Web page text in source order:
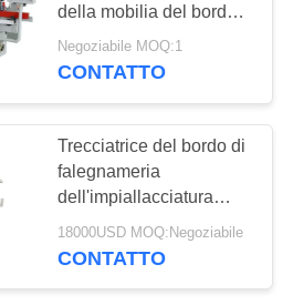
della mobilia del bordo
del PVC con la funzione
della guarnizione
Negoziabile MOQ:1
CONTATTO
Trecciatrice del bordo di
falegnameria
dell'impiallacciatura
220V/380V
18000USD MOQ:Negoziabile
CONTATTO